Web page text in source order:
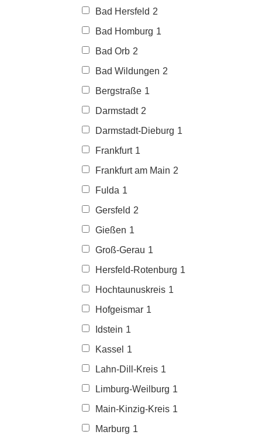
Bad Hersfeld 2
Bad Homburg 1
Bad Orb 2
Bad Wildungen 2
Bergstraße 1
Darmstadt 2
Darmstadt-Dieburg 1
Frankfurt 1
Frankfurt am Main 2
Fulda 1
Gersfeld 2
Gießen 1
Groß-Gerau 1
Hersfeld-Rotenburg 1
Hochtaunuskreis 1
Hofgeismar 1
Idstein 1
Kassel 1
Lahn-Dill-Kreis 1
Limburg-Weilburg 1
Main-Kinzig-Kreis 1
Marburg 1